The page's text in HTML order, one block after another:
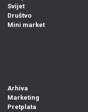
Svijet
Društvo
Mini market
Arhiva
Marketing
Pretplata